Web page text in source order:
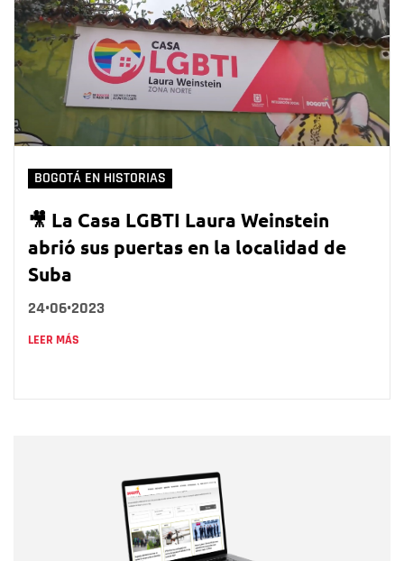
BOGOTÁ EN HISTORIAS
🎥 La Casa LGBTI Laura Weinstein
abrió sus puertas en la localidad de
Suba
24•06•2023
LEER MÁS
Correo electrónico